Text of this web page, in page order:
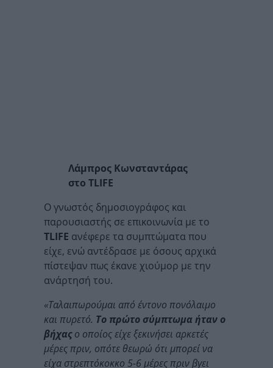
Λάμπρος Κωνσταντάρας
στο TLIFE
Ο γνωστός δημοσιογράφος και
παρουσιαστής σε επικοινωνία με το
TLIFE ανέφερε τα συμπτώματα που
είχε, ενώ αντέδρασε με όσους αρχικά
πίστεψαν πως έκανε χιούμορ με την
ανάρτησή του.
«Ταλαιπωρούμαι από έντονο πονόλαιμο
και πυρετό. Το πρώτο σύμπτωμα ήταν ο
βήχαςο οποίος είχε ξεκινήσει αρκετές
μέρες πριν, οπότε θεωρώ ότι μπορεί να
είχα στρεπτόκοκκο 5-6 μέρες πριν βγει